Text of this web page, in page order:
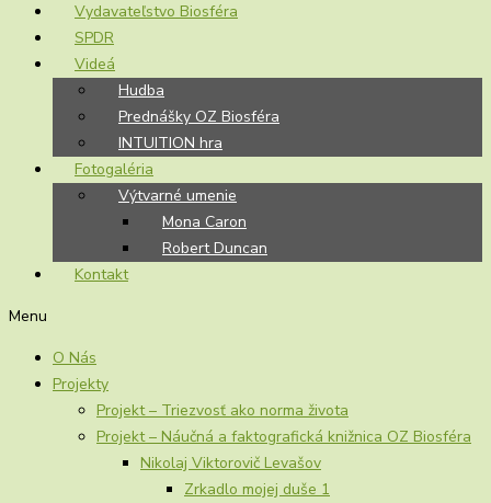
Vydavateľstvo Biosféra
SPDR
Videá
Hudba
Prednášky OZ Biosféra
INTUITION hra
Fotogaléria
Výtvarné umenie
Mona Caron
Robert Duncan
Kontakt
Menu
O Nás
Projekty
Projekt – Triezvosť ako norma života
Projekt – Náučná a faktografická knižnica OZ Biosféra
Nikolaj Viktorovič Levašov
Zrkadlo mojej duše 1